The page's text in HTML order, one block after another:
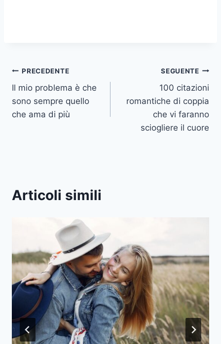
Navigazione
articoli
PRECEDENTE
Il mio problema è che
sono sempre quello
che ama di più
SEGUENTE
100 citazioni
romantiche di coppia
che vi faranno
sciogliere il cuore
Articoli simili